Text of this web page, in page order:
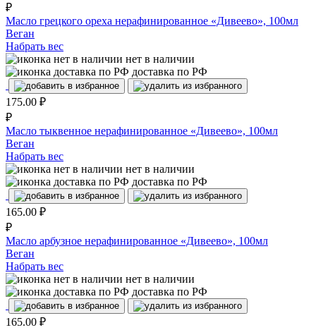
₽
Масло грецкого ореха нерафинированное «Дивеево», 100мл
Веган
Набрать вес
нет в наличии
доставка по РФ
175.00 ₽
₽
Масло тыквенное нерафинированное «Дивеево», 100мл
Веган
Набрать вес
нет в наличии
доставка по РФ
165.00 ₽
₽
Масло арбузное нерафинированное «Дивеево», 100мл
Веган
Набрать вес
нет в наличии
доставка по РФ
165.00 ₽